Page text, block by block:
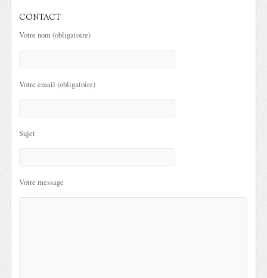
CONTACT
Votre nom (obligatoire)
Votre email (obligatoire)
Sujet
Votre message